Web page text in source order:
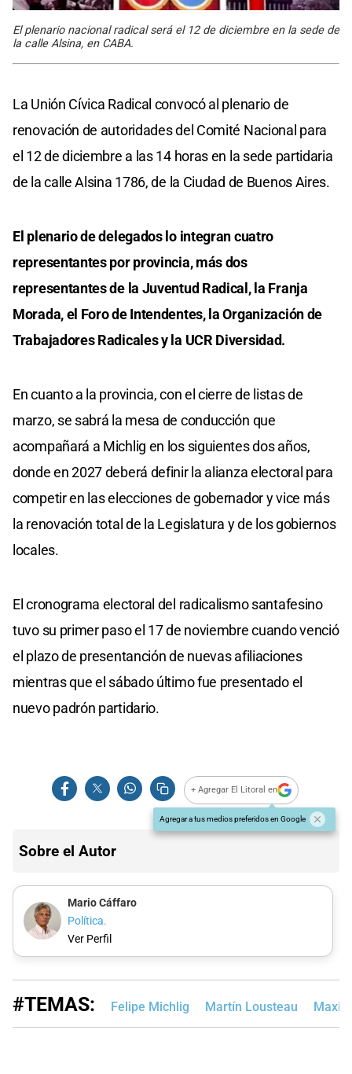
El plenario nacional radical será el 12 de diciembre en la sede de
la calle Alsina, en CABA.
La Unión Cívica Radical convocó al plenario de
renovación de autoridades del Comité Nacional para
el 12 de diciembre a las 14 horas en la sede partidaria
de la calle Alsina 1786, de la Ciudad de Buenos Aires.
El plenario de delegados lo integran cuatro
representantes por provincia, más dos
representantes de la Juventud Radical, la Franja
Morada, el Foro de Intendentes, la Organización de
Trabajadores Radicales y la UCR Diversidad.
En cuanto a la provincia, con el cierre de listas de
marzo, se sabrá la mesa de conducción que
acompañará a Michlig en los siguientes dos años,
donde en 2027 deberá definir la alianza electoral para
competir en las elecciones de gobernador y vice más
la renovación total de la Legislatura y de los gobiernos
locales.
El cronograma electoral del radicalismo santafesino
tuvo su primer paso el 17 de noviembre cuando venció
el plazo de presentanción de nuevas afiliaciones
mientras que el sábado último fue presentado el
nuevo padrón partidario.
+ Agregar El Litoral en
Agregar a tus medios preferidos en Google
Sobre el Autor
Mario Cáffaro
Política.
Ver Perfil
#TEMAS: Felipe Michlig Martín Lousteau